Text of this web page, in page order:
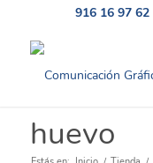
916 16 97 62
huevo